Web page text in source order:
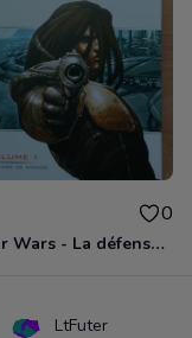
0
BD Star Wars - La défense de Kamino (Clone Wars volume 1)
LtFuter